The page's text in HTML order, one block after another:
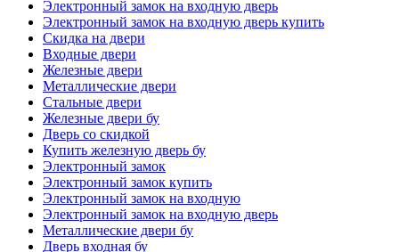
Электронный замок на входную дверь
Электронный замок на входную дверь купить
Скидка на двери
Входные двери
Железные двери
Металлические двери
Стальные двери
Железные двери бу
Дверь со скидкой
Купить железную дверь бу
Электронный замок
Электронный замок купить
Электронный замок на входную
Электронный замок на входную дверь
Металлические двери бу
Дверь входная бу